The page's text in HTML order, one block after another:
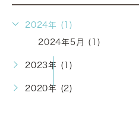
2024年 (1)
2024年5月 (1)
2023年 (1)
2020年 (2)